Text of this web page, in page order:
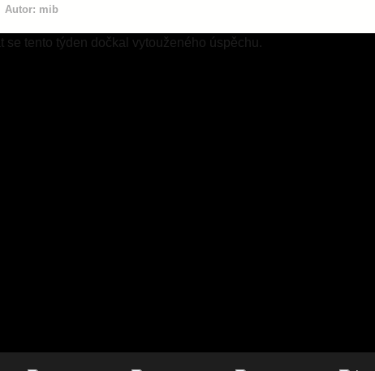
Autor: mib